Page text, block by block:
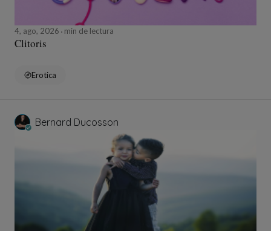
4, ago, 2026 min de lectura
Clitoris
Erotica
Bernard Ducosson